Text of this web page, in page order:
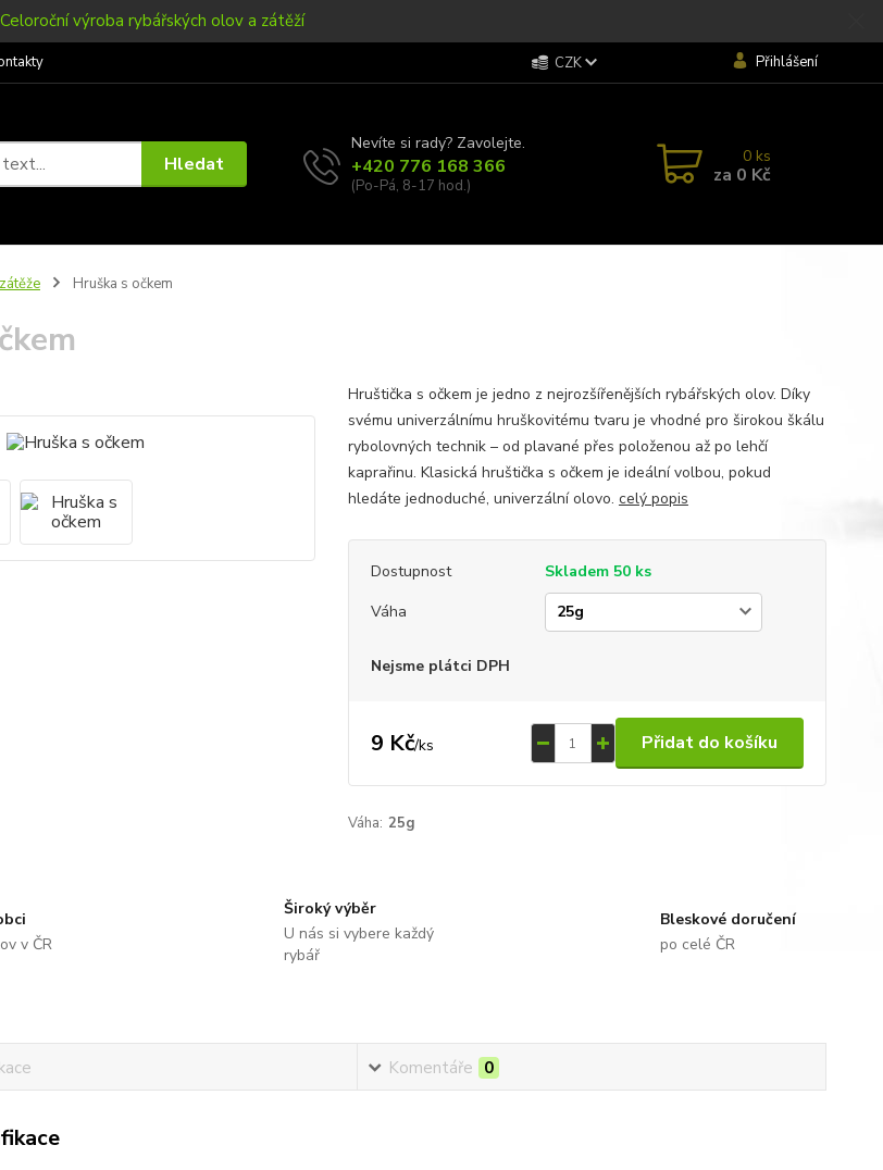
Celoroční výroba rybářských olov a zátěží
CZK Přihlášení
Hledat
Nevíte si rady? Zavolejte.
+420 776 168 366
(Po-Pá, 8-17 hod.)
0 ks
za 0 Kč
Hruška s očkem
Hruštička s očkem je jedno z nejrozšířenějších rybářských olov. Díky
svému univerzálnímu hruškovitému tvaru je vhodné pro širokou škálu
rybolovných technik – od plavané přes položenou až po lehčí
kaprařinu. Klasická hruštička s očkem je ideální volbou, pokud
hledáte jednoduché, univerzální olovo. celý popis
Dostupnost
Skladem 50 ks
Váha
Nejsme plátci DPH
9 Kč/ks Přidat do košíku
Váha: 25g
v ČR
Široký výběr
U nás si vybere každý
rybář
Bleskové doručení
po celé ČR
Komentáře 0